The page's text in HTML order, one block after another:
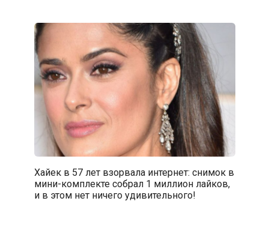
Хайек в 57 лет взорвала интернет: снимок в
мини-комплекте собрал 1 миллион лайков,
и в этом нет ничего удивительного!